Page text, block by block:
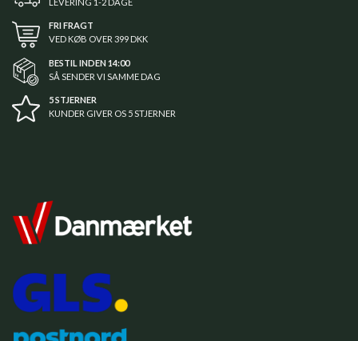
LEVERING 1-2 DAGE
FRI FRAGT
VED KØB OVER 399 DKK
BESTIL INDEN 14:00
SÅ SENDER VI SAMME DAG
5 STJERNER
KUNDER GIVER OS 5 STJERNER